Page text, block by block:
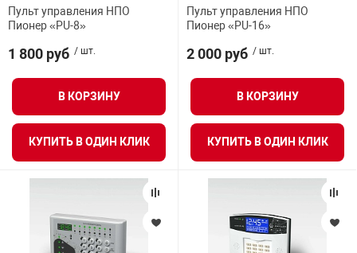
решения
безопасность
Средства
Узлы
Установки
Шкафы
Табло
Тип интерфейса
Объем буфера
Клавиатура
Индикация режима работы
Напряжение питания от аккумулятора
Пульт управления НПО
Пионер «PU-8»
1 800 руб / шт.
В КОРЗИНУ
КУПИТЬ В ОДИН КЛИК
Пульт управления НПО
Пионер «PU-16»
2 000 руб / шт.
В КОРЗИНУ
КУПИТЬ В ОДИН КЛИК